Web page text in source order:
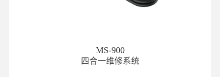
MS-900
四合一维修系统